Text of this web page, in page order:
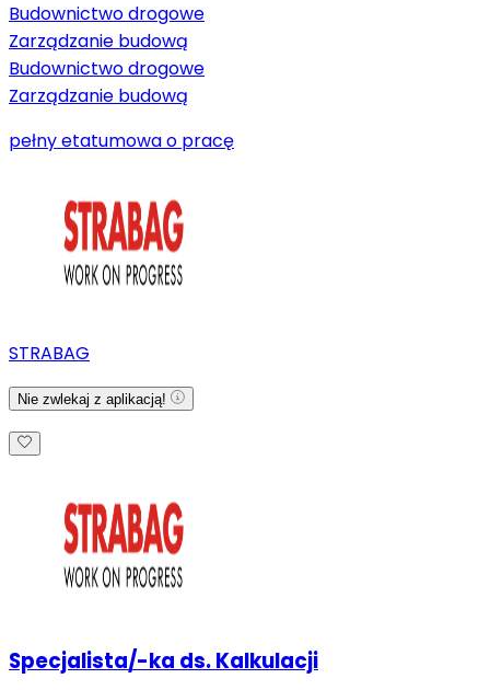
Budownictwo drogowe
Zarządzanie budową
Budownictwo drogowe
Zarządzanie budową
pełny etatumowa o pracę
STRABAG
Nie zwlekaj z aplikacją!
Specjalista/-ka ds. Kalkulacji